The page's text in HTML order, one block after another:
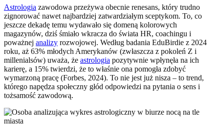
Astrologia zawodowa przeżywa obecnie renesans, który trudno
zignorować nawet najbardziej zatwardziałym sceptykom. To, co
jeszcze dekadę temu wydawało się domeną kolorowych
magazynów, dziś śmiało wkracza do świata HR, coachingu i
poważnej analizy rozwojowej. Według badania EduBirdie z 2024
roku, aż 63% młodych Amerykanów (zwłaszcza z pokoleń Z i
millenialsów) uważa, że astrologia pozytywnie wpłynęła na ich
karierę, a 15% twierdzi, że to właśnie ona pomogła zdobyć
wymarzoną pracę (Forbes, 2024). To nie jest już nisza – to trend,
którego napędza społeczny głód odpowiedzi na pytania o sens i
tożsamość zawodową.